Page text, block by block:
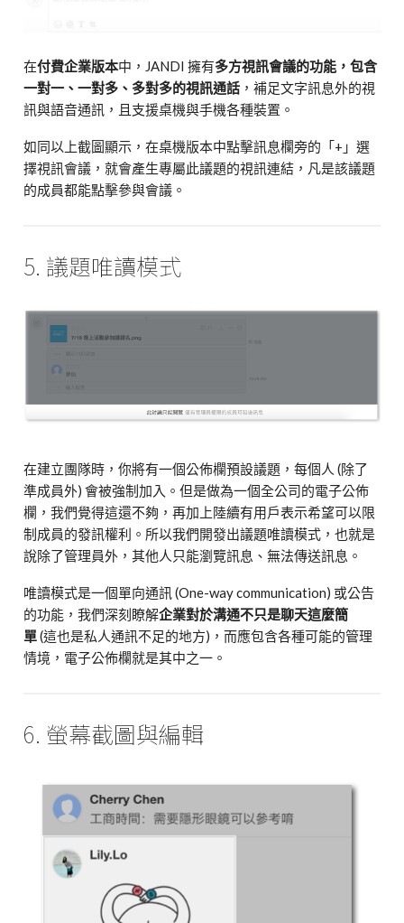
在付費企業版本中，JANDI 擁有多方視訊會議的功能，包含
一對一、一對多、多對多的視訊通話 ，補足文字訊息外的視
訊與語音通訊，且支援桌機與手機各種裝置。
如同以上截圖顯示，在桌機版本中點擊訊息欄旁的「+」選
擇視訊會議，就會產生專屬此議題的視訊連結，凡是該議題
的成員都能點擊參與會議。
5. 議題唯讀模式
在建立團隊時，你將有一個公佈欄預設議題，每個人 (除了
準成員外) 會被強制加入。但是做為一個全公司的電子公佈
欄，我們覺得這還不夠，再加上陸續有用戶表示希望可以限
制成員的發訊權利。所以我們開發出議題唯讀模式，也就是
說除了管理員外，其他人只能瀏覽訊息、無法傳送訊息。
唯讀模式是一個單向通訊 (One-way communication) 或公告
的功能，我們深刻瞭解企業對於溝通不只是聊天這麼簡
單(這也是私人通訊不足的地方)，而應包含各種可能的管理
情境，電子公佈欄就是其中之一。
6. 螢幕截圖與編輯